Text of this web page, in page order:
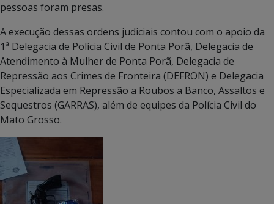
pessoas foram presas.
A execução dessas ordens judiciais contou com o apoio da
1ª Delegacia de Polícia Civil de Ponta Porã, Delegacia de
Atendimento à Mulher de Ponta Porã, Delegacia de
Repressão aos Crimes de Fronteira (DEFRON) e Delegacia
Especializada em Repressão a Roubos a Banco, Assaltos e
Sequestros (GARRAS), além de equipes da Polícia Civil do
Mato Grosso.